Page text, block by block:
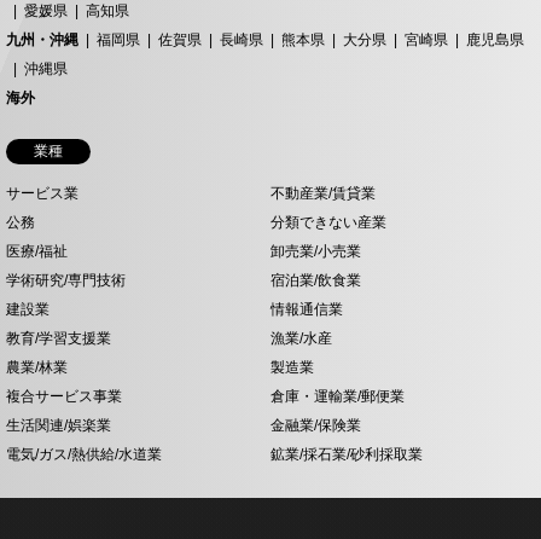
愛媛県
高知県
九州・沖縄
福岡県 佐賀県 長崎県 熊本県 大分県 宮崎県
鹿児島県
沖縄県
海外
業種
サービス業
不動産業/賃貸業
公務
分類できない産業
医療/福祉
卸売業/小売業
学術研究/専門技術
宿泊業/飲食業
建設業
情報通信業
教育/学習支援業
漁業/水産
農業/林業
製造業
複合サービス事業
倉庫・運輸業/郵便業
生活関連/娯楽業
金融業/保険業
電気/ガス/熱供給/水道業
鉱業/採石業/砂利採取業